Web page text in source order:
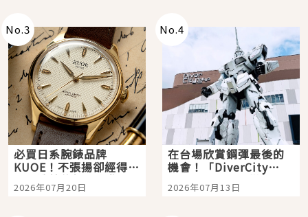
No.3
必買日系腕錶品牌
KUOE！不張揚卻經得起
時間洗鍊的經典之作五
選
2026年07月20日
No.4
在台場欣賞鋼彈最後的
機會！「DiverCity
Tokyo Plaza」搭船、
購物、美食及夜景，一
2026年07月13日